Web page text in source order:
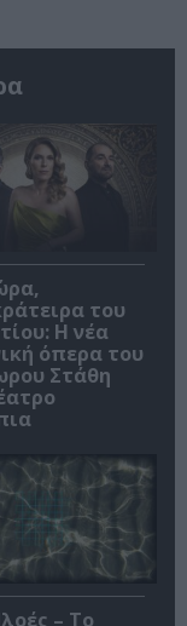
του
Η νέα
όπερα του
Στάθη
– Το